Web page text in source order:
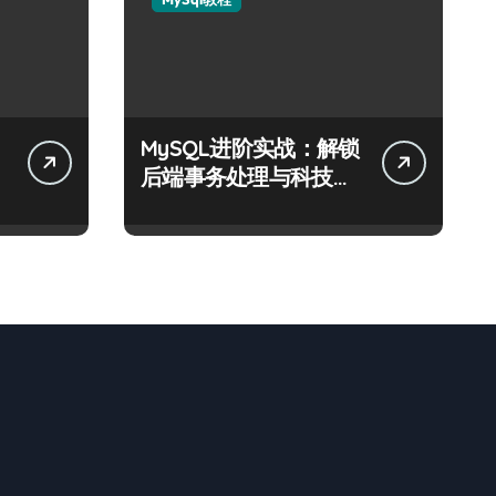
MySQL进阶实战：解锁
后端事务处理与科技性